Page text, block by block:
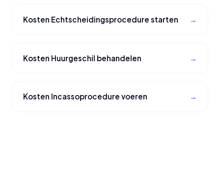
Kosten Echtscheidingsprocedure starten
Kosten Huurgeschil behandelen
Kosten Incassoprocedure voeren